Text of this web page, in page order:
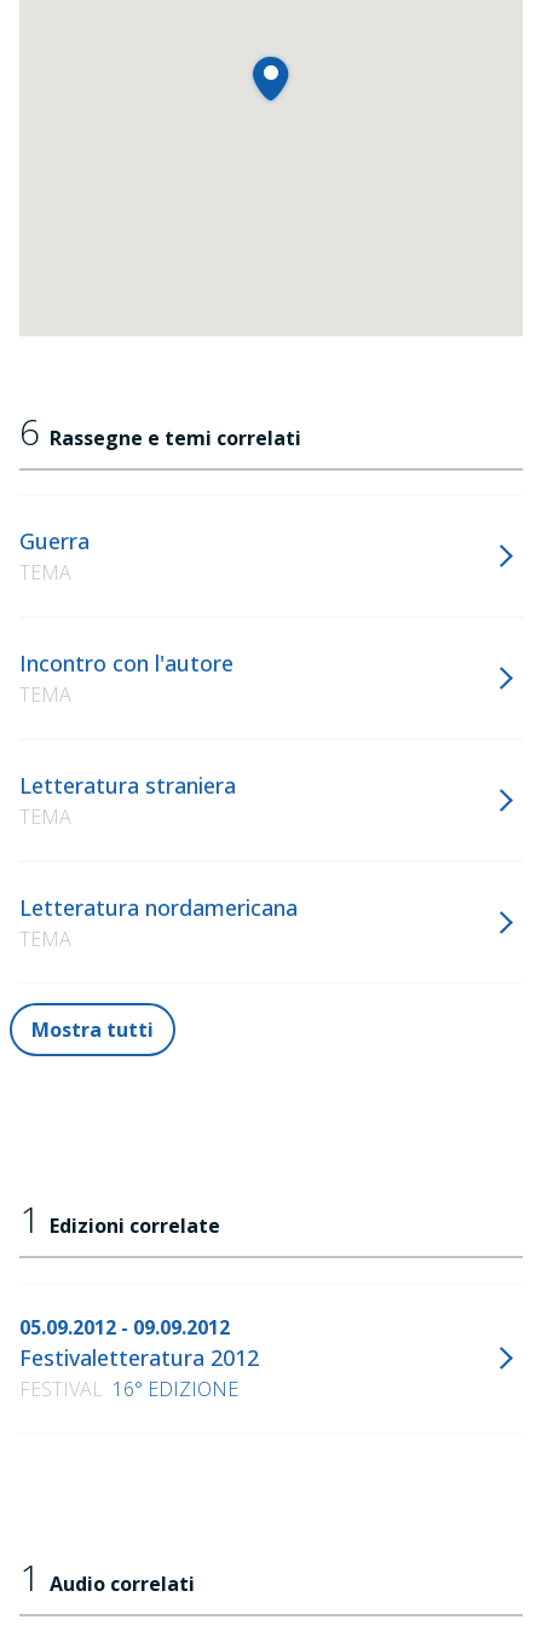
6 Rassegne e temi correlati
Guerra
TEMA
Incontro con l'autore
TEMA
Letteratura straniera
TEMA
Letteratura nordamericana
TEMA
Mostra tutti
1 Edizioni correlate
05.09.2012 - 09.09.2012
Festivaletteratura 2012
FESTIVAL 16° EDIZIONE
1 Audio correlati